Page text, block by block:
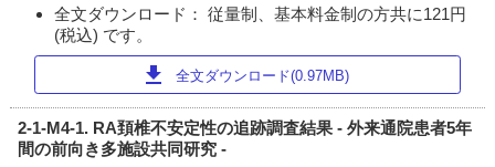
全文ダウンロード： 従量制、基本料金制の方共に121円
(税込) です。
download 全文ダウンロード(0.97MB)
2-1-M4-1. RA頚椎不安定性の追跡調査結果 - 外来通院患者5年
間の前向き多施設共同研究 -